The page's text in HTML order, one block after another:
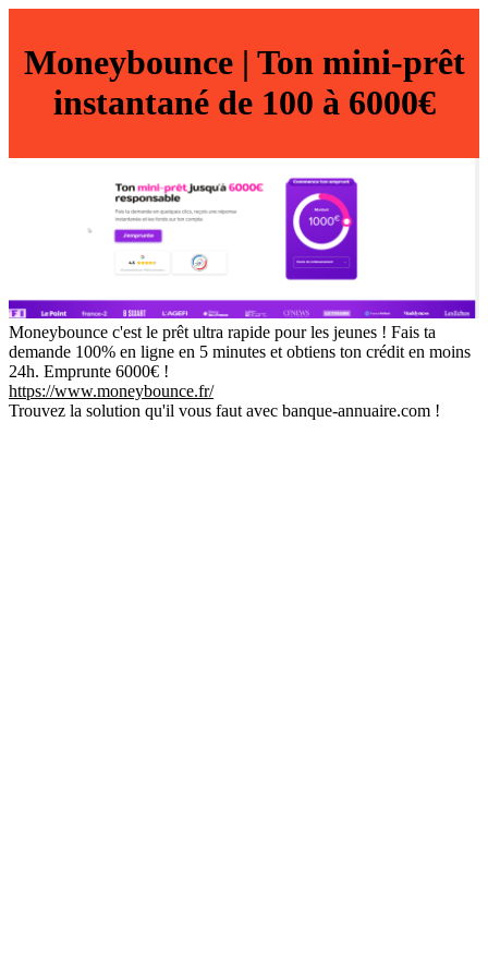
Moneybounce | Ton mini-prêt
instantané de 100 à 6000€
Moneybounce c'est le prêt ultra rapide pour les jeunes ! Fais ta
demande 100% en ligne en 5 minutes et obtiens ton crédit en moins
24h. Emprunte 6000€ !
https://www.moneybounce.fr/
Trouvez la solution qu'il vous faut avec banque-annuaire.com !